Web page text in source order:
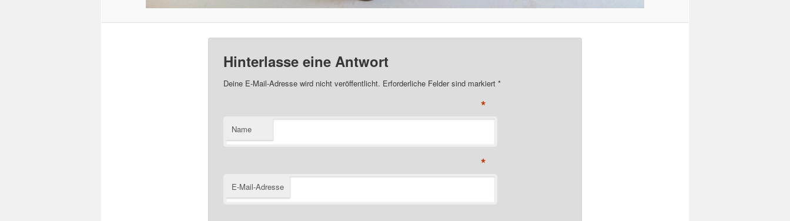
Hinterlasse eine Antwort
Deine E-Mail-Adresse wird nicht veröffentlicht. Erforderliche Felder sind markiert *
Name
*
E-Mail-Adresse
*